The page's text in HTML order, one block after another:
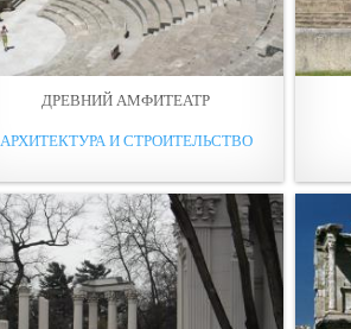
ДРЕВНИЙ АМФИТЕАТР
АРХИТЕКТУРА И СТРОИТЕЛЬСТВО